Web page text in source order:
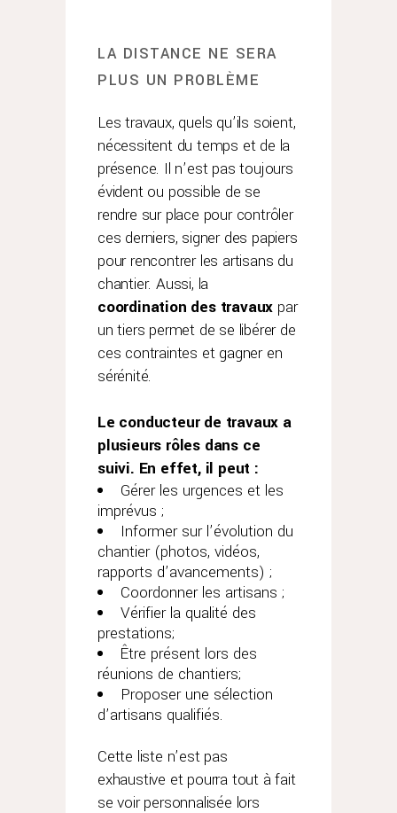
LA DISTANCE NE SERA
PLUS UN PROBLÈME
Les travaux, quels qu’ils soient,
nécessitent du temps et de la
présence. Il n’est pas toujours
évident ou possible de se
rendre sur place pour contrôler
ces derniers, signer des papiers
pour rencontrer les artisans du
chantier. Aussi, la
coordination des travaux par
un tiers permet de se libérer de
ces contraintes et gagner en
sérénité.
Le conducteur de travaux a
plusieurs rôles dans ce
suivi. En effet, il peut :
Gérer les urgences et les
imprévus ;
Informer sur l’évolution du
chantier (photos, vidéos,
rapports d’avancements) ;
Coordonner les artisans ;
Vérifier la qualité des
prestations;
Être présent lors des
réunions de chantiers;
Proposer une sélection
d’artisans qualifiés.
Cette liste n’est pas
exhaustive et pourra tout à fait
se voir personnalisée lors